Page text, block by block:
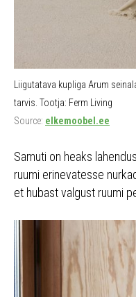
Liigutatava kupliga Arum
tarvis. Tootja: Ferm Living
Source: elkemoobel.ee
Samuti on heaks
ruumi erinevatesse
et hubast valgust ruumi